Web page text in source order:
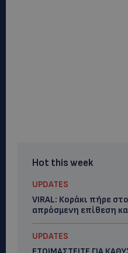
Hot this week
UPDATES
VIRAL: Κοράκι πήρε
απρόσμενη επίθεση
UPDATES